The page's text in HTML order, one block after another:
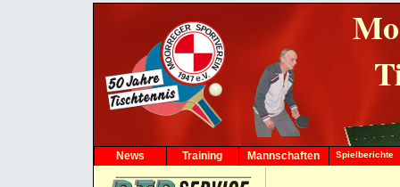
News Training
Mannschaften
Spielberichte